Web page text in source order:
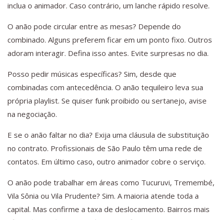
inclua o animador. Caso contrário, um lanche rápido resolve.
O anão pode circular entre as mesas? Depende do
combinado. Alguns preferem ficar em um ponto fixo. Outros
adoram interagir. Defina isso antes. Evite surpresas no dia.
Posso pedir músicas específicas? Sim, desde que
combinadas com antecedência. O anão tequileiro leva sua
própria playlist. Se quiser funk proibido ou sertanejo, avise
na negociação.
E se o anão faltar no dia? Exija uma cláusula de substituição
no contrato. Profissionais de São Paulo têm uma rede de
contatos. Em último caso, outro animador cobre o serviço.
O anão pode trabalhar em áreas como Tucuruvi, Tremembé,
Vila Sônia ou Vila Prudente? Sim. A maioria atende toda a
capital. Mas confirme a taxa de deslocamento. Bairros mais